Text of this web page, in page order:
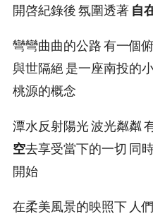
開啓紀錄後 氛圍透著 自
彎彎曲曲的公路 有一個
與世隔絕 是一座南投的
桃源的概念
潭水反射陽光 波光粼粼
空去享受當下的一切 同
開始
在柔美風景的映照下 人